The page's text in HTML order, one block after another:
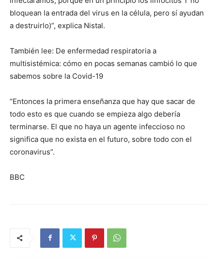
bloquean la entrada del virus en la célula, pero sí ayudan
a destruirlo)”, explica Nistal.
También lee: De enfermedad respiratoria a
multisistémica: cómo en pocas semanas cambió lo que
sabemos sobre la Covid-19
“Entonces la primera enseñanza que hay que sacar de
todo esto es que cuando se empieza algo debería
terminarse. El que no haya un agente infeccioso no
significa que no exista en el futuro, sobre todo con el
coronavirus”.
BBC